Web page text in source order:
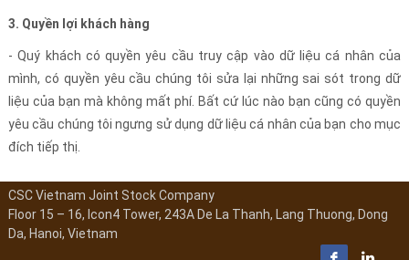
3. Quyền lợi khách hàng
- Quý khách có quyền yêu cầu truy cập vào dữ liệu cá nhân của
mình, có quyền yêu cầu chúng tôi sửa lại những sai sót trong dữ
liệu của bạn mà không mất phí. Bất cứ lúc nào bạn cũng có quyền
yêu cầu chúng tôi ngưng sử dụng dữ liệu cá nhân của bạn cho mục
đích tiếp thị.
CSC Vietnam Joint Stock Company
Floor 15 – 16, Icon4 Tower, 243A De La Thanh, Lang Thuong, Dong
Da, Hanoi, Vietnam